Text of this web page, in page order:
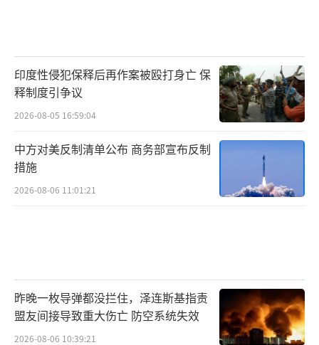
印度性侵犯保释后再作案被殴打身亡 保
释制度引争议
2026-08-05 16:59:04
中方对美反制清单公布 商务部宣布反制
措施
2026-08-06 11:01:21
昨晚一枚导弹都没拦住，泽连斯基指责
盟友间接导致重大伤亡 防空系统失效
2026-08-06 10:39:21